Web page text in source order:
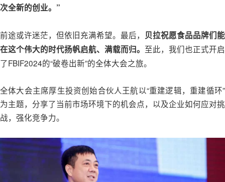
次全新的创业。”
前途或许迷茫，但依旧充满希望。最后， 贝拉祝愿食品品牌们能
在这个伟大的时代扬帆启航、满载而归。 至此，我们也正式开启
了FBIF2024的“破卷出新”的全体大会之旅。
全体大会主席厚生投资创始合伙人王航以“重建逻辑，重建循环”
为主题，分享了当前市场环境下的机会点，以及企业如何应对挑
战，强化竞争力。